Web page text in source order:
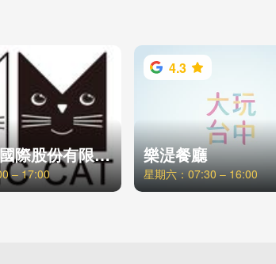
名門易理國際股份有限公司
– 17:00
4.3
樂湜餐廳
星期六：07:30 – 16:00